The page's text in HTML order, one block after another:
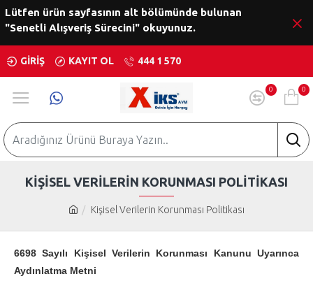
Lütfen ürün sayfasının alt bölümünde bulunan
"Senetli Alışveriş Sürecini" okuyunuz.
GIRIŞ KAYIT OL 444 1 570
0 0
Kişisel Verilerin Korunması Politikası
KIŞISEL VERILERIN KORUNMASI POLITIKASI
6698 Sayılı Kişisel Verilerin Korunması Kanunu Uyarınca
Aydınlatma Metni